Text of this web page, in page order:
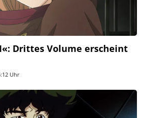
Drittes Volume erscheint
Uhr